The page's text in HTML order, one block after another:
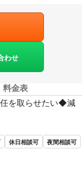
わせ
料金表
を取らせたい◆減
休日相談可
夜間相談可